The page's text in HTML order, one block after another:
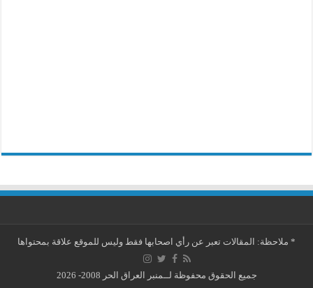
* ملاحظة: المقالات تعبر عن رأي اصحابها فقط وليس للموقع علاقة بمحتواها
جميع الحقوق محفوظة لــمنبر العراق الحر 2008- 2026